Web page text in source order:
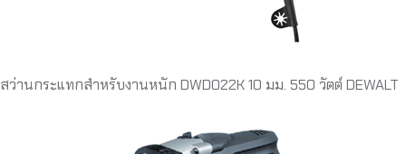
สว่านกระแทกสำหรับงานหนัก DWD022K 10 มม. 550 วัตต์ DEWALT